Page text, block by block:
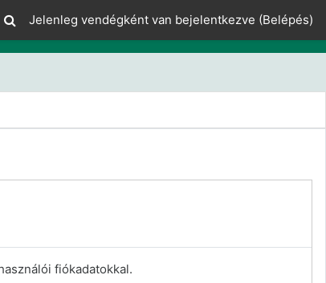
Jelenleg vendégként van bejelentkezve (Belépés)
fiókadatokkal.